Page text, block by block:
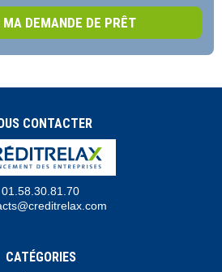
MA DEMANDE DE PRÊT
CONTACTER
01.58.30.81.70
CATÉGORIES